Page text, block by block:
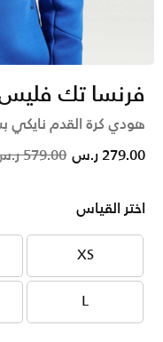
فرنسا تك
هودي كرة القدم نايكي
from
579.00 ر.س 279.00 ر.س
اختر القياس
XS
XS
L
L